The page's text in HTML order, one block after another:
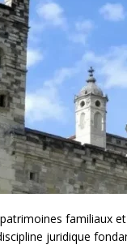
familiaux
juridique